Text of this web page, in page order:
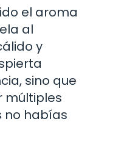
el aroma
al
y
sino que
múltiples
no habías